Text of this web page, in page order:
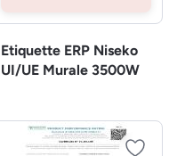
Etiquette ERP Niseko
UI/UE Murale 3500W